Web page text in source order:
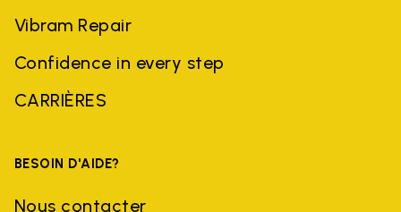
Vibram Repair
Confidence in every step
CARRIÈRES
BESOIN D'AIDE?
Nous contacter